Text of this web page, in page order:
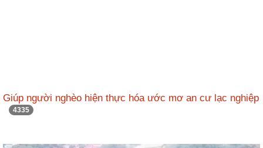
Giúp người nghèo hiện thực hóa ước mơ an cư lạc nghiệp
4335